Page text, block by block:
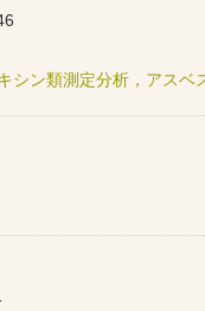
シン類測定分析，アスベ